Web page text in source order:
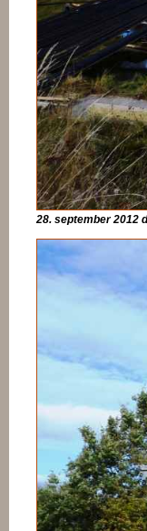
28. september 2012